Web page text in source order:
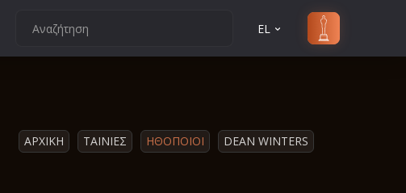
EL
ΑΡΧΙΚΗ ΤΑΙΝΙΕΣ ΗΘΟΠΟΙΟΙ DEAN WINTERS